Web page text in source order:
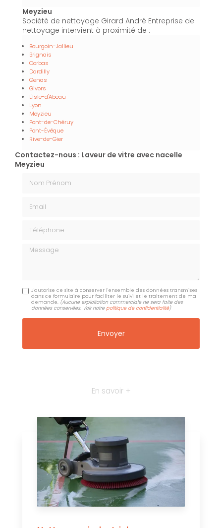
Meyzieu
Société de nettoyage Girard André Entreprise de
nettoyage intervient à proximité de :
Bourgoin-Jallieu
Brignais
Corbas
Dardilly
Genas
Givors
L'Isle-d'Abeau
Lyon
Meyzieu
Pont-de-Chéruy
Pont-Évêque
Rive-de-Gier
Contactez-nous : Laveur de vitre avec nacelle
Meyzieu
Message
J'autorise ce site à conserver l'ensemble des données transmises
dans ce formulaire pour faciliter le suivi et le traitement de ma
demande. (Aucune exploitation commerciale ne sera faite des
données conservées. Voir notre politique de confidentialité)
En savoir +